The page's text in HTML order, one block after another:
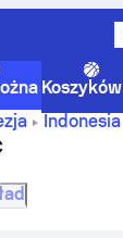
i statystyki